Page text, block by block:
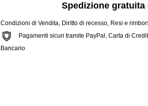
Spedizione gratuita
Condizioni di Vendita, Diritto di recesso, Resi e
Pagamenti sicuri tramite PayPal, Carta di
Bancario